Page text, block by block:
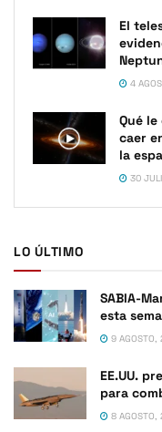
El
4
Qué
caer
la
30
LO ÚLTIMO
SABIA-
esta
9 AGOSTO,
EE.UU.
para
8 AGOSTO,